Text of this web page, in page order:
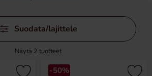
Suodata/lajittele
Näytä 2 tuotteet
-50%